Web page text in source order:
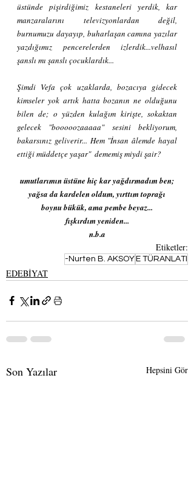
üstünde pişirdiğimiz kestaneleri yerdik, kar
manzaralarını televizyonlardan değil,
burnumuzu dayayıp, buharlaşan camına yazılar
yazdığımız pencerelerden izlerdik...velhasıl
şanslı mı şanslı çocuklardık...
Şimdi Vefa çok uzaklarda, bozacıya gidecek
kimseler yok artık hatta bozanın ne olduğunu
bilen de; o yüzden kulağım kirişte, sokaktan
gelecek "booooozaaaaa" sesini bekliyorum,
bakarsınız geliverir... Hem "İnsan âlemde hayal
ettiği müddetçe yaşar"  dememiş miydi şair?
umutlarımın üstüne hiç kar yağdırmadım ben;
yağsa da kardelen oldum, yırttım toprağı
boynu bükük, ama pembe beyaz...
fışkırdım yeniden...
n.b.a
Etiketler:
-Nurten B. AKSOYE TÜRANLATI
EDEBİYAT
Son Yazılar Hepsini Gör